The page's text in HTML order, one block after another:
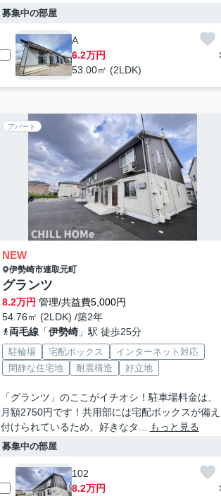
募集中の部屋
A
6.2万円
53.00㎡ (2LDK)
アパート
NEW
伊勢崎市連取元町
グランツ
8.2万円 管理/共益費5,000円
54.76㎡ (2LDK) /築2年
両毛線「伊勢崎」駅 徒歩25分
駐輪場 宅配ボックス
インターネット対応
閑静な住宅地
耐震構造 好立地
「グランツ」のここがイチオシ！駐車場料金は、
月額2750円です！共用部には宅配ボックスが備え
付けられているため、好きなタ...
もっと見る
募集中の部屋
102
8.2万円